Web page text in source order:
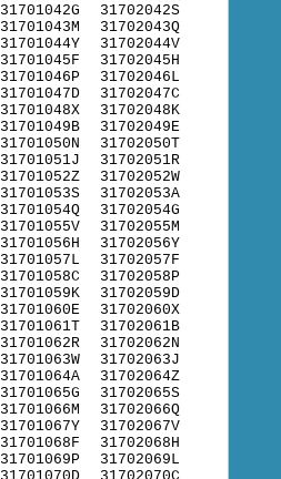
31701042G
31701043M
31701044Y
31701045F
31701046P
31701047D
31701048X
31701049B
31701050N
31701051J
31701052Z
31701053S
31701054Q
31701055V
31701056H
31701057L
31701058C
31701059K
31701060E
31701061T
31701062R
31701063W
31701064A
31701065G
31701066M
31701067Y
31701068F
31701069P
31702042S
31702043Q
31702044V
31702045H
31702046L
31702047C
31702048K
31702049E
31702050T
31702051R
31702052W
31702053A
31702054G
31702055M
31702056Y
31702057F
31702058P
31702059D
31702060X
31702061B
31702062N
31702063J
31702064Z
31702065S
31702066Q
31702067V
31702068H
31702069L